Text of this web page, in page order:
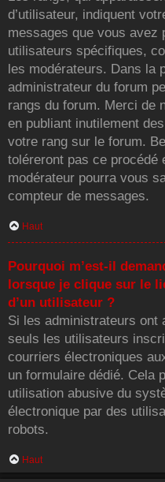
d’utilisateur, indiquent
messages que vous avez
utilisateurs spécifiques,
les modérateurs. Dans la
administrateur du forum
rangs du forum. Merci de
en publiant inutilement
votre rang sur le forum.
toléreront pas ce procédé
modérateur pourra vous
compteur de messages.
Haut
Pourquoi m’est-il
lorsque je clique sur le
d’un utilisateur ?
Si les administrateurs ont
seuls les utilisateurs
courriers électroniques
un formulaire dédié. Cela
utilisation abusive du
électronique par des
robots.
Haut